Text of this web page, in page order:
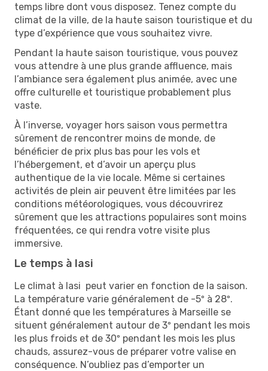
temps libre dont vous disposez. Tenez compte du
climat de la ville, de la haute saison touristique et du
type d’expérience que vous souhaitez vivre.
Pendant la haute saison touristique, vous pouvez
vous attendre à une plus grande affluence, mais
l’ambiance sera également plus animée, avec une
offre culturelle et touristique probablement plus
vaste.
À l’inverse, voyager hors saison vous permettra
sûrement de rencontrer moins de monde, de
bénéficier de prix plus bas pour les vols et
l’hébergement, et d’avoir un aperçu plus
authentique de la vie locale. Même si certaines
activités de plein air peuvent être limitées par les
conditions météorologiques, vous découvrirez
sûrement que les attractions populaires sont moins
fréquentées, ce qui rendra votre visite plus
immersive.
Le temps à Iasi
Le climat à Iasi peut varier en fonction de la saison.
La température varie généralement de -5º à 28º.
Étant donné que les températures à Marseille se
situent généralement autour de 3º pendant les mois
les plus froids et de 30º pendant les mois les plus
chauds, assurez-vous de préparer votre valise en
conséquence. N’oubliez pas d’emporter un